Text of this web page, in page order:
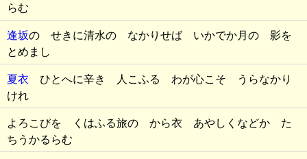
らむ
逢坂の せきに清水の なかりせば いかでか月の 影を
とめまし
夏衣 ひとへに辛き 人こふる わが心こそ うらなかり
けれ
よろこびを くはふる旅の から衣 あやしくなどか た
ちうかるらむ